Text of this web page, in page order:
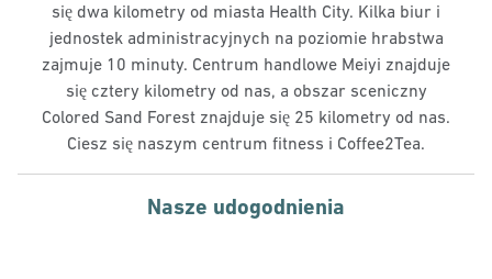
się dwa kilometry od miasta Health City. Kilka biur i
jednostek administracyjnych na poziomie hrabstwa
zajmuje 10 minuty. Centrum handlowe Meiyi znajduje
się cztery kilometry od nas, a obszar sceniczny
Colored Sand Forest znajduje się 25 kilometry od nas.
Ciesz się naszym centrum fitness i Coffee2Tea.
Nasze udogodnienia